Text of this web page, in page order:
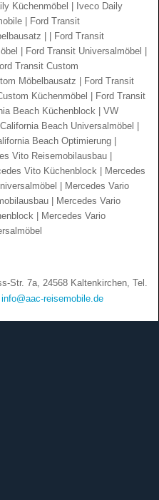
Küchenmöbel | Iveco Daily
| Ford Transit
| | Ford Transit
| Ford Transit Universalmöbel |
Transit Custom
Möbelbausatz | Ford Transit
Küchenmöbel | Ford Transit
Beach Küchenblock | VW
Beach Universalmöbel |
Beach Optimierung |
Vito Reisemobilausbau |
Vito Küchenblock | Mercedes
| Mercedes Vario
| Mercedes Vario
| Mercedes Vario
Str. 7a, 24568 Kaltenkirchen, Tel.
info@aac-reisemobile.de